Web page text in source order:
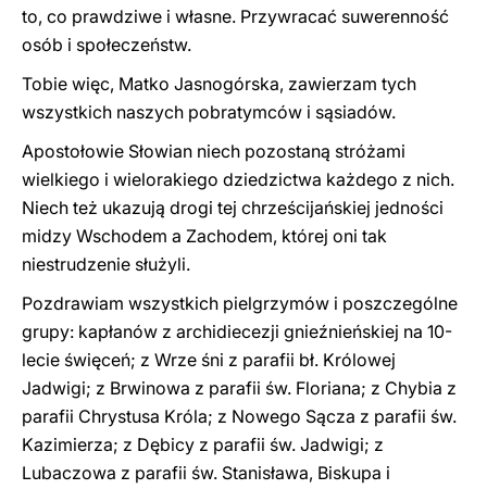
to, co prawdziwe i własne. Przywracać suwerenność
osób i społeczeństw.
Tobie więc, Matko Jasnogórska, zawierzam tych
wszystkich naszych pobratymców i sąsiadów.
Apostołowie Słowian niech pozostaną stróżami
wielkiego i wielorakiego dziedzictwa każdego z nich.
Niech też ukazują drogi tej chrześcijańskiej jedności
midzy Wschodem a Zachodem, której oni tak
niestrudzenie służyli.
Pozdrawiam wszystkich pielgrzymów i poszczególne
grupy: kapłanów z archidiecezji gnieźnieńskiej na 10-
lecie święceń; z Wrze śni z parafii bł. Królowej
Jadwigi; z Brwinowa z parafii św. Floriana; z Chybia z
parafii Chrystusa Króla; z Nowego Sącza z parafii św.
Kazimierza; z Dębicy z parafii św. Jadwigi; z
Lubaczowa z parafii św. Stanisława, Biskupa i